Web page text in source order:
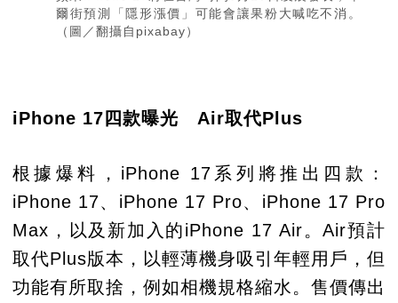
爾街預測「隱形漲價」可能會讓果粉大喊吃不消。
（圖／翻攝自pixabay）
iPhone 17 四款曝光 Air取代Plus
根據爆料，iPhone 17系列將推出四款：
iPhone 17、iPhone 17 Pro、iPhone 17 Pro
Max，以及新加入的iPhone 17 Air。Air預計
取代Plus版本，以輕薄機身吸引年輕用戶，但
功能有所取捨，例如相機規格縮水。售價傳出